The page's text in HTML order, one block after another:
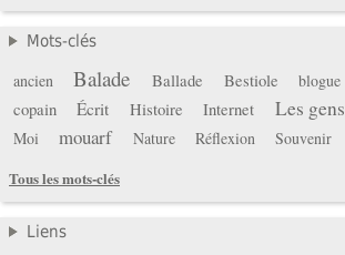
Mots-clés
ancien Balade Ballade Bestiole blogue
copain Écrit Histoire Internet Les gens
Moi
mouarf Nature Réflexion Souvenir
Tous les mots-clés
Liens